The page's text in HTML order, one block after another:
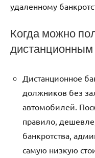
удаленному
Когда можно
дистанционным
Дистанционное
должников без
автомобилей.
правило,
банкротства,
самую низкую